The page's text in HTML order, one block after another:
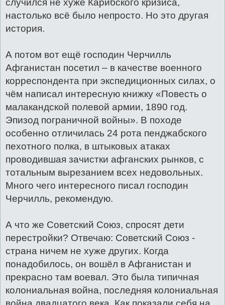
настолько всё было непросто. Но это другая
история.
А потом вот ещё господин Черчилль
Афганистан посетил – в качестве военного
корреспондента при экспедиционных силах, о
чём написал интересную книжку «Повесть о
малакандской полевой армии, 1890 год.
Эпизод пограничной войны». В походе
особенно отличилась 24 рота пенджабского
пехотного полка, в штыковых атаках
проводившая зачистки афганских рынков, с
тотальным вырезанием всех недовольных.
Много чего интересного писал господин
Черчилль, рекомендую.
А что же Советский Союз, спросят дети
перестройки? Отвечаю: Советский Союз -
страна ничем не хуже других. Когда
понадобилось, он вошёл в Афганистан и
прекрасно там воевал. Это была типичная
колониальная война, последняя колониальная